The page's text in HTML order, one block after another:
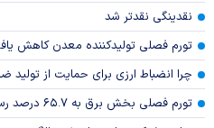
نقدینگی نقدتر شد
تورم فصلی تولیدکننده معدن کاهش
چرا انضباط ارزی برای حمایت از تولید
تورم فصلی بخش برق به ۶۵.۷ درصد رسید